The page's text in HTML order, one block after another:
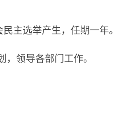
主选举产生，任期一年。
，领导各部门工作。